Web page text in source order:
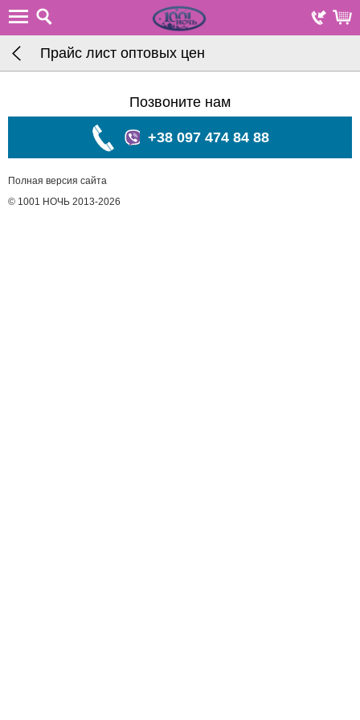
Прайс лист оптовых цен
Позвоните нам
+38 097 474 84 88
Полная версия сайта
© 1001 НОЧЬ 2013-2026